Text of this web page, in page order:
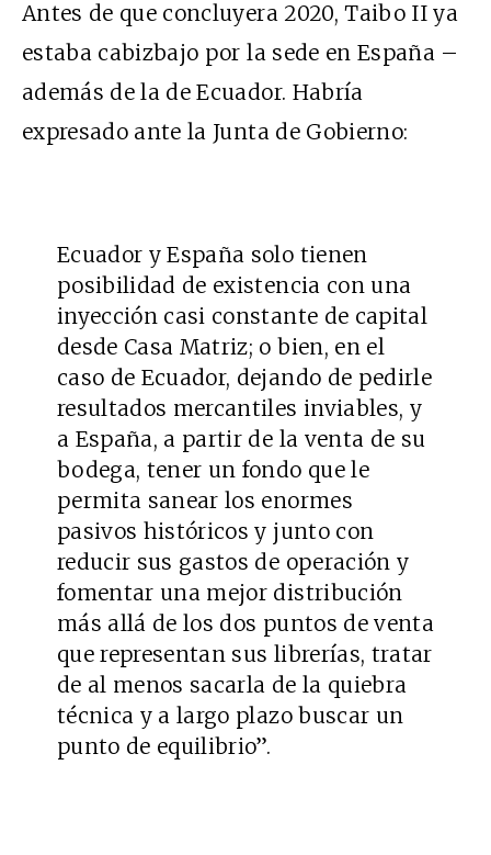
Antes de que concluyera 2020, Taibo II ya
estaba cabizbajo por la sede en España –
además de la de Ecuador. Habría
expresado ante la Junta de Gobierno:
Ecuador y España solo tienen
posibilidad de existencia con una
inyección casi constante de capital
desde Casa Matriz; o bien, en el
caso de Ecuador, dejando de pedirle
resultados mercantiles inviables, y
a España, a partir de la venta de su
bodega, tener un fondo que le
permita sanear los enormes
pasivos históricos y junto con
reducir sus gastos de operación y
fomentar una mejor distribución
más allá de los dos puntos de venta
que representan sus librerías, tratar
de al menos sacarla de la quiebra
técnica y a largo plazo buscar un
punto de equilibrio”.